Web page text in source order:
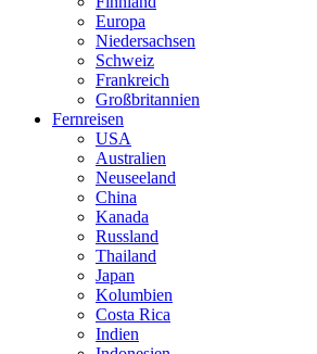
Europa
Niedersachsen
Schweiz
Frankreich
Großbritannien
Fernreisen
USA
Australien
Neuseeland
China
Kanada
Russland
Thailand
Japan
Kolumbien
Costa Rica
Indien